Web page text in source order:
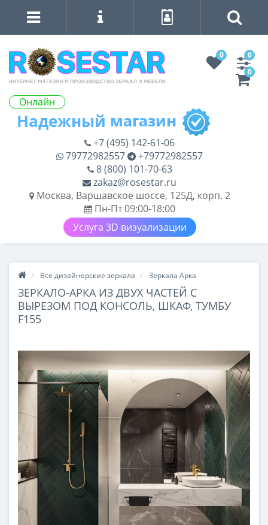
Онлайн
0
0
0
+7 (495) 142-61-06
79772982557
+79772982557
8 (800) 101-70-63
zakaz@rosestar.ru
Москва, Варшавское шоссе, 125Д, корп. 2
Пн-Пт 09:00-18:00
Услуга 3D визуализации
Все дизайнерские зеркала Зеркала Арка
ЗЕРКАЛО-АРКА ИЗ ДВУХ ЧАСТЕЙ С
ВЫРЕЗОМ ПОД КОНСОЛЬ, ШКАФ, ТУМБУ
F155